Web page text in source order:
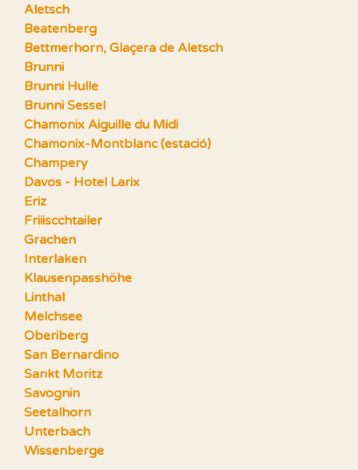
Aletsch
Beatenberg
Bettmerhorn, Glaçera de Aletsch
Brunni
Brunni Hulle
Brunni Sessel
Chamonix Aiguille du Midi
Chamonix-Montblanc (estació)
Champery
Davos - Hotel Larix
Eriz
Friiiscchtailer
Grachen
Interlaken
Klausenpasshöhe
Linthal
Melchsee
Oberiberg
San Bernardino
Sankt Moritz
Savognin
Seetalhorn
Unterbach
Wissenberge